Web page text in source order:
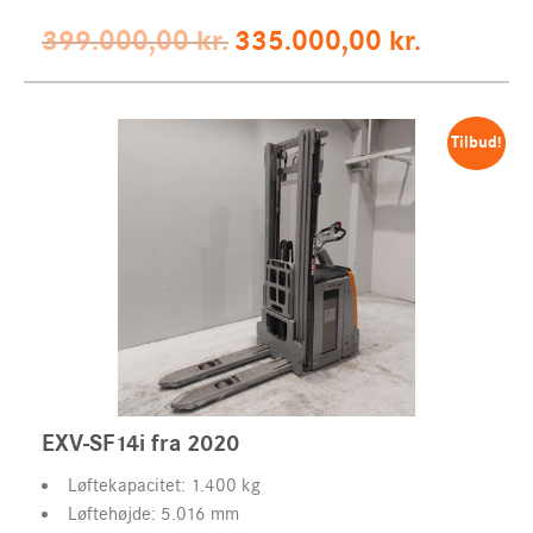
399.000,00kr. Original
399.000,00 kr..
335.000,00 kr.
Tilbud!
EXV-SF14i fra 2020
Løftekapacitet: 1.400 kg
Løftehøjde: 5.016 mm